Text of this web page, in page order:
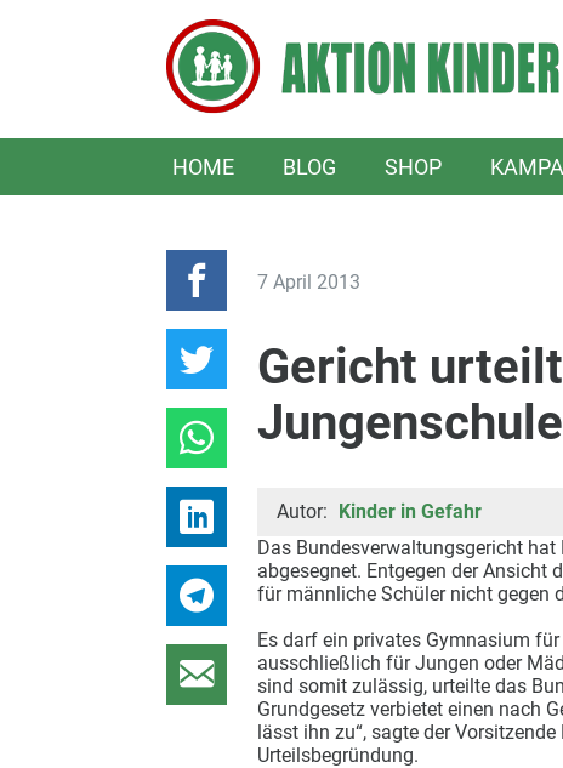
HOME BLOG SHOP
7 April 2013
Gericht
Autor: Kinder in Gefahr
Das Bundesverwaltungsgericht
abgesegnet. Entgegen der Ansicht
für männliche Schüler nicht gegen
Es darf ein privates Gymnasium
ausschließlich für Jungen oder
sind somit zulässig, urteilte das
Grundgesetz verbietet einen nach
lässt ihn zu“, sagte der
Urteilsbegründung.